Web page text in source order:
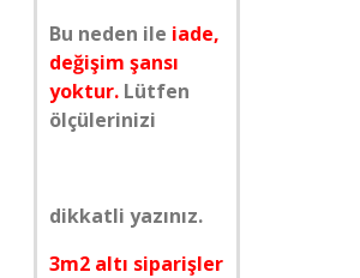
Bu neden ile iade,
değişim şansı
yoktur. Lütfen
ölçülerinizi
dikkatli yazınız.
3m2 altı siparişler